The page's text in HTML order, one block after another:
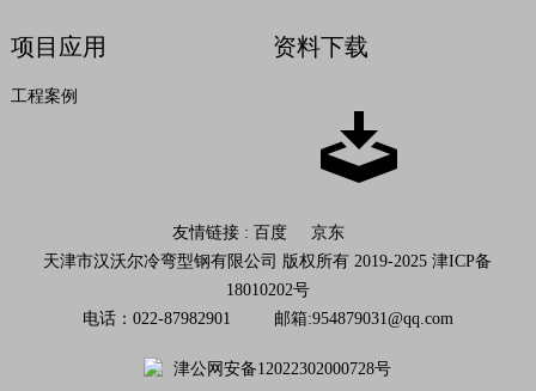
项目应用
工程案例
资料下载
友情链接 : 百度
京东
天津市汉沃尔冷弯型钢有限公司 版权所有 2019-2025津ICP备
18010202号
电话：022-87982901 邮箱:954879031@qq.com
津公网安备12022302000728号